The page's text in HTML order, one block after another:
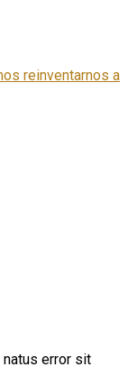
reinventarnos a
error sit